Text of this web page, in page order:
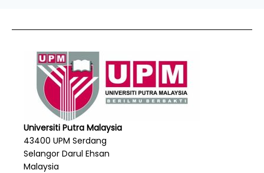
Universiti Putra Malaysia
43400 UPM Serdang
Selangor Darul Ehsan
Malaysia